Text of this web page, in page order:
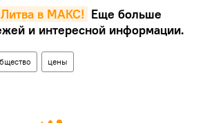
в MAКС! Еще больше
и интересной информации.
цены